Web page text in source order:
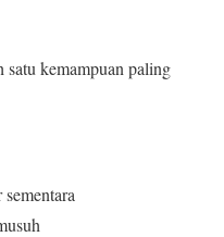
satu kemampuan paling